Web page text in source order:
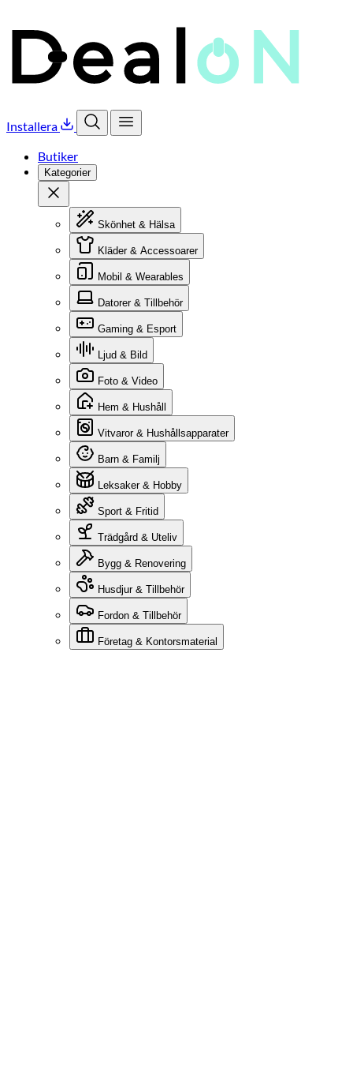
Installera
Öppna sökÖppna meny
Butiker
Kategorier
Stäng
Skönhet & Hälsa
Kläder & Accessoarer
Mobil & Wearables
Datorer & Tillbehör
Gaming & Esport
Ljud & Bild
Foto & Video
Hem & Hushåll
Vitvaror & Hushållsapparater
Barn & Familj
Leksaker & Hobby
Sport & Fritid
Trädgård & Uteliv
Bygg & Renovering
Husdjur & Tillbehör
Fordon & Tillbehör
Företag & Kontorsmaterial